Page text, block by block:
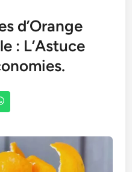
d’Orange
: L’Astuce